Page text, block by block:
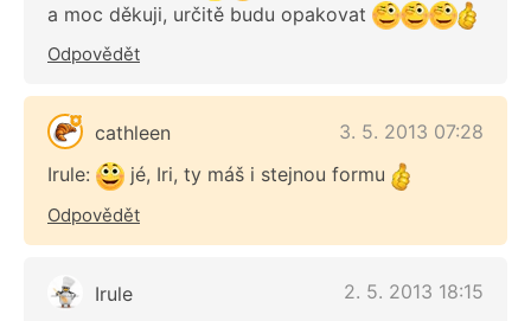
a moc děkuji, určitě budu opakovat
Odpovědět
cathleen
3. 5. 2013 07:28
Irule:
jé, Iri, ty máš i stejnou formu
Odpovědět
Irule
2. 5. 2013 18:15